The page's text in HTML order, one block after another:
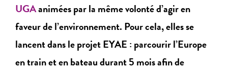
UGAanimées par la même volonté d’agir en
faveur de l’environnement. Pour cela, elles se
lancent dans le projet EYAE : parcourir l’Europe
en train et en bateau durant 5 mois afin de